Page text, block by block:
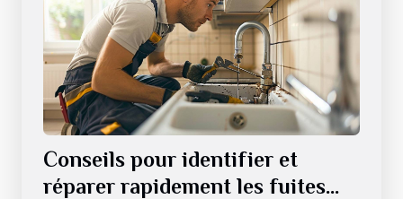
Conseils pour identifier et
réparer rapidement les fuites